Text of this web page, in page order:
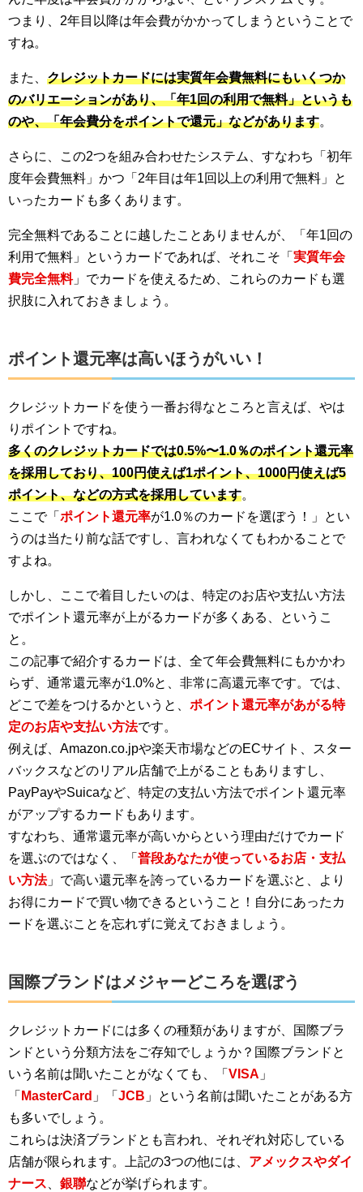
つまり、2年目以降は年会費がかかってしまうということで
すね。
また、 クレジットカードには実質年会費無料にもいくつか
のバリエーションがあり、「年1回の利用で無料」というも
のや、「年会費分をポイントで還元」などがあります。
さらに、この2つを組み合わせたシステム、すなわち「初年
度年会費無料」かつ「2年目は年1回以上の利用で無料」と
いったカードも多くあります。
完全無料であることに越したことありませんが、「年1回の
利用で無料」というカードであれば、それこそ「 実質年会
費完全無料」でカードを使えるため、これらのカードも選
択肢に入れておきましょう。
ポイント還元率は高いほうがいい！
クレジットカードを使う一番お得なところと言えば、やは
りポイントですね。
多くのクレジットカードでは0.5%〜1.0％のポイント還元率
を採用しており、100円使えば1ポイント、1000円使えば5
ポイント、などの方式を採用しています。
ここで「 ポイント還元率が1.0％のカードを選ぼう！」とい
うのは当たり前な話ですし、言われなくてもわかることで
すよね。
しかし、ここで着目したいのは、特定のお店や支払い方法
でポイント還元率が上がるカードが多くある、というこ
と。
この記事で紹介するカードは、全て年会費無料にもかかわ
らず、通常還元率が1.0%と、非常に高還元率です。では、
どこで差をつけるかというと、 ポイント還元率があがる特
定のお店や支払い方法です。
例えば、Amazon.co.jpや楽天市場などのECサイト、スター
バックスなどのリアル店舗で上がることもありますし、
PayPayやSuicaなど、特定の支払い方法でポイント還元率
がアップするカードもあります。
すなわち、通常還元率が高いからという理由だけでカード
を選ぶのではなく、「 普段あなたが使っているお店・支払
い方法」で高い還元率を誇っているカードを選ぶと、より
お得にカードで買い物できるということ！自分にあったカ
ードを選ぶことを忘れずに覚えておきましょう。
国際ブランドはメジャーどころを選ぼう
クレジットカードには多くの種類がありますが、国際ブラ
ンドという分類方法をご存知でしょうか？国際ブランドと
いう名前は聞いたことがなくても、「 VISA 」
「 MasterCard 」「 JCB 」という名前は聞いたことがある方
も多いでしょう。
これらは決済ブランドとも言われ、それぞれ対応している
店舗が限られます。上記の3つの他には、 アメックスやダイ
ナース
銀聯などが挙げられます。